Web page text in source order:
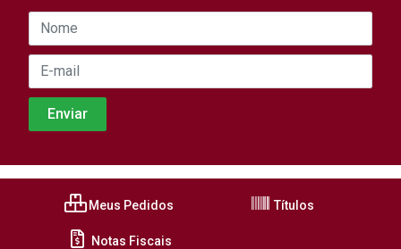
Meus Pedidos Títulos
Notas Fiscais